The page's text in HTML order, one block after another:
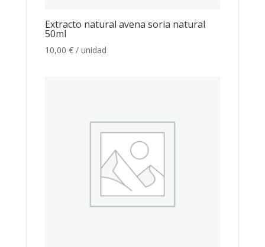
Extracto natural avena soria natural
50ml
10,00 € / unidad